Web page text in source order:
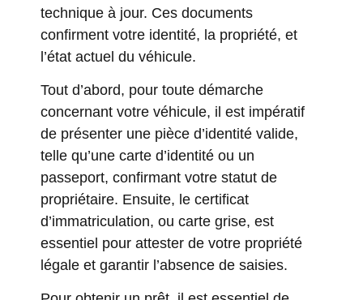
technique à jour. Ces documents
confirment votre identité, la propriété, et
l’état actuel du véhicule.
Tout d’abord, pour toute démarche
concernant votre véhicule, il est impératif
de présenter une pièce d’identité valide,
telle qu’une carte d’identité ou un
passeport, confirmant votre statut de
propriétaire. Ensuite, le certificat
d’immatriculation, ou carte grise, est
essentiel pour attester de votre propriété
légale et garantir l’absence de saisies.